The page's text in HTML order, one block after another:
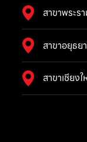
สาขาพระร
สาขาอยุธยา
สาขาเชียงใ